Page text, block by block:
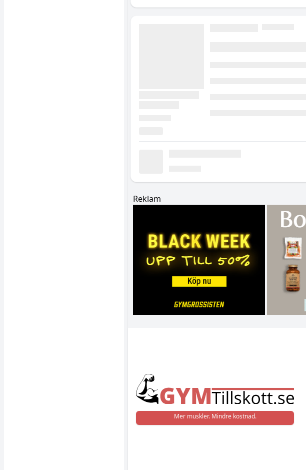
Reklam
Mer muskler. Mindre kostnad.